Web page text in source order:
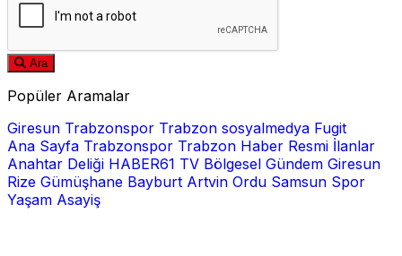
Ara
Popüler Aramalar
Giresun Trabzonspor Trabzon sosyalmedya Fugit
Ana Sayfa Trabzonspor Trabzon Haber Resmi İlanlar
Anahtar Deliği HABER61 TV Bölgesel Gündem Giresun
Rize Gümüşhane Bayburt Artvin Ordu Samsun Spor
Yaşam Asayiş